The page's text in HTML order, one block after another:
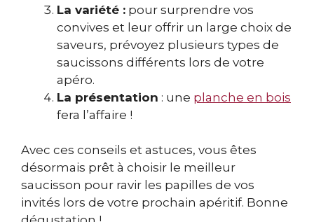
La variété : pour surprendre vos
convives et leur offrir un large choix de
saveurs, prévoyez plusieurs types de
saucissons différents lors de votre
apéro.
La présentation : une planche en bois
fera l’affaire !
Avec ces conseils et astuces, vous êtes
désormais prêt à choisir le meilleur
saucisson pour ravir les papilles de vos
invités lors de votre prochain apéritif. Bonne